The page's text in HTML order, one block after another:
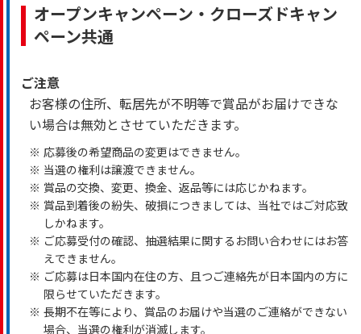
オープンキャンペーン・クローズドキャン
ペーン共通
ご注意
お客様の住所、転居先が不明等で賞品がお届けできな
い場合は無効とさせていただきます。
※ 応募後の希望商品の変更はできません。
※ 当選の権利は譲渡できません。
※ 賞品の交換、変更、換金、返品等には応じかねます。
※ 賞品到着後の紛失、破損につきましては、当社ではご対応致
しかねます。
※ ご応募受付の確認、抽選結果に関するお問い合わせにはお答
えできません。
※ ご応募は日本国内在住の方、且つご連絡先が日本国内の方に
限らせていただきます。
※ 長期不在等により、賞品のお届けや当選のご連絡ができない
場合、当選の権利が消滅します。